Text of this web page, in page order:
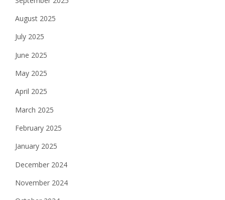
August 2025
July 2025
June 2025
May 2025
April 2025
March 2025
February 2025
January 2025
December 2024
November 2024